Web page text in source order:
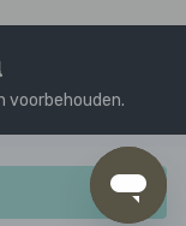
voorbehouden.